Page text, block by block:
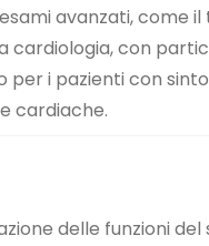
avanzati,
cardiologia, con
per i pazienti con
cardiache.
delle funzioni